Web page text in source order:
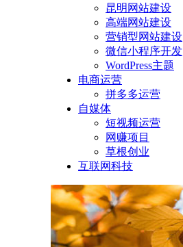
昆明网站建设
高端网站建设
营销型网站建设
微信小程序开发
WordPress主题
电商运营
拼多多运营
自媒体
短视频运营
网赚项目
草根创业
互联网科技